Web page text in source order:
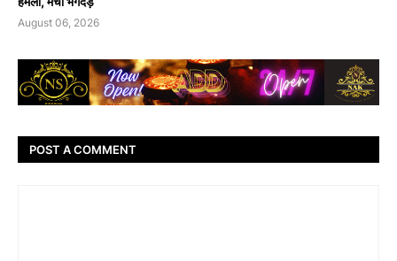
August 06, 2026
POST A COMMENT